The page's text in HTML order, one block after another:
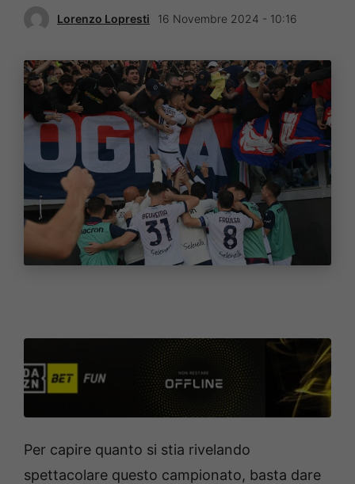
Lorenzo Lopresti 16 Novembre 2024 - 10:16
Per capire quanto si stia rivelando
spettacolare questo campionato, basta dare